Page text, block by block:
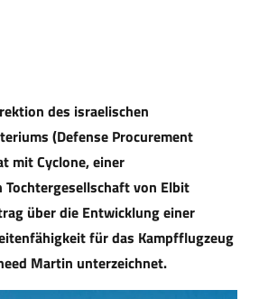
des israelischen
(Defense Procurement
mit Cyclone, einer
von Elbit
über die Entwicklung einer
für das Kampfflugzeug
Martin unterzeichnet.